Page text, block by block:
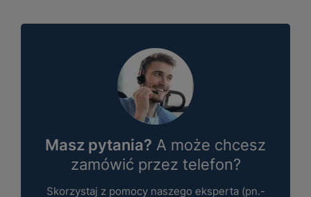
Masz pytania? A może chcesz
zamówić przez telefon?
Skorzystaj z pomocy naszego eksperta (pn.-